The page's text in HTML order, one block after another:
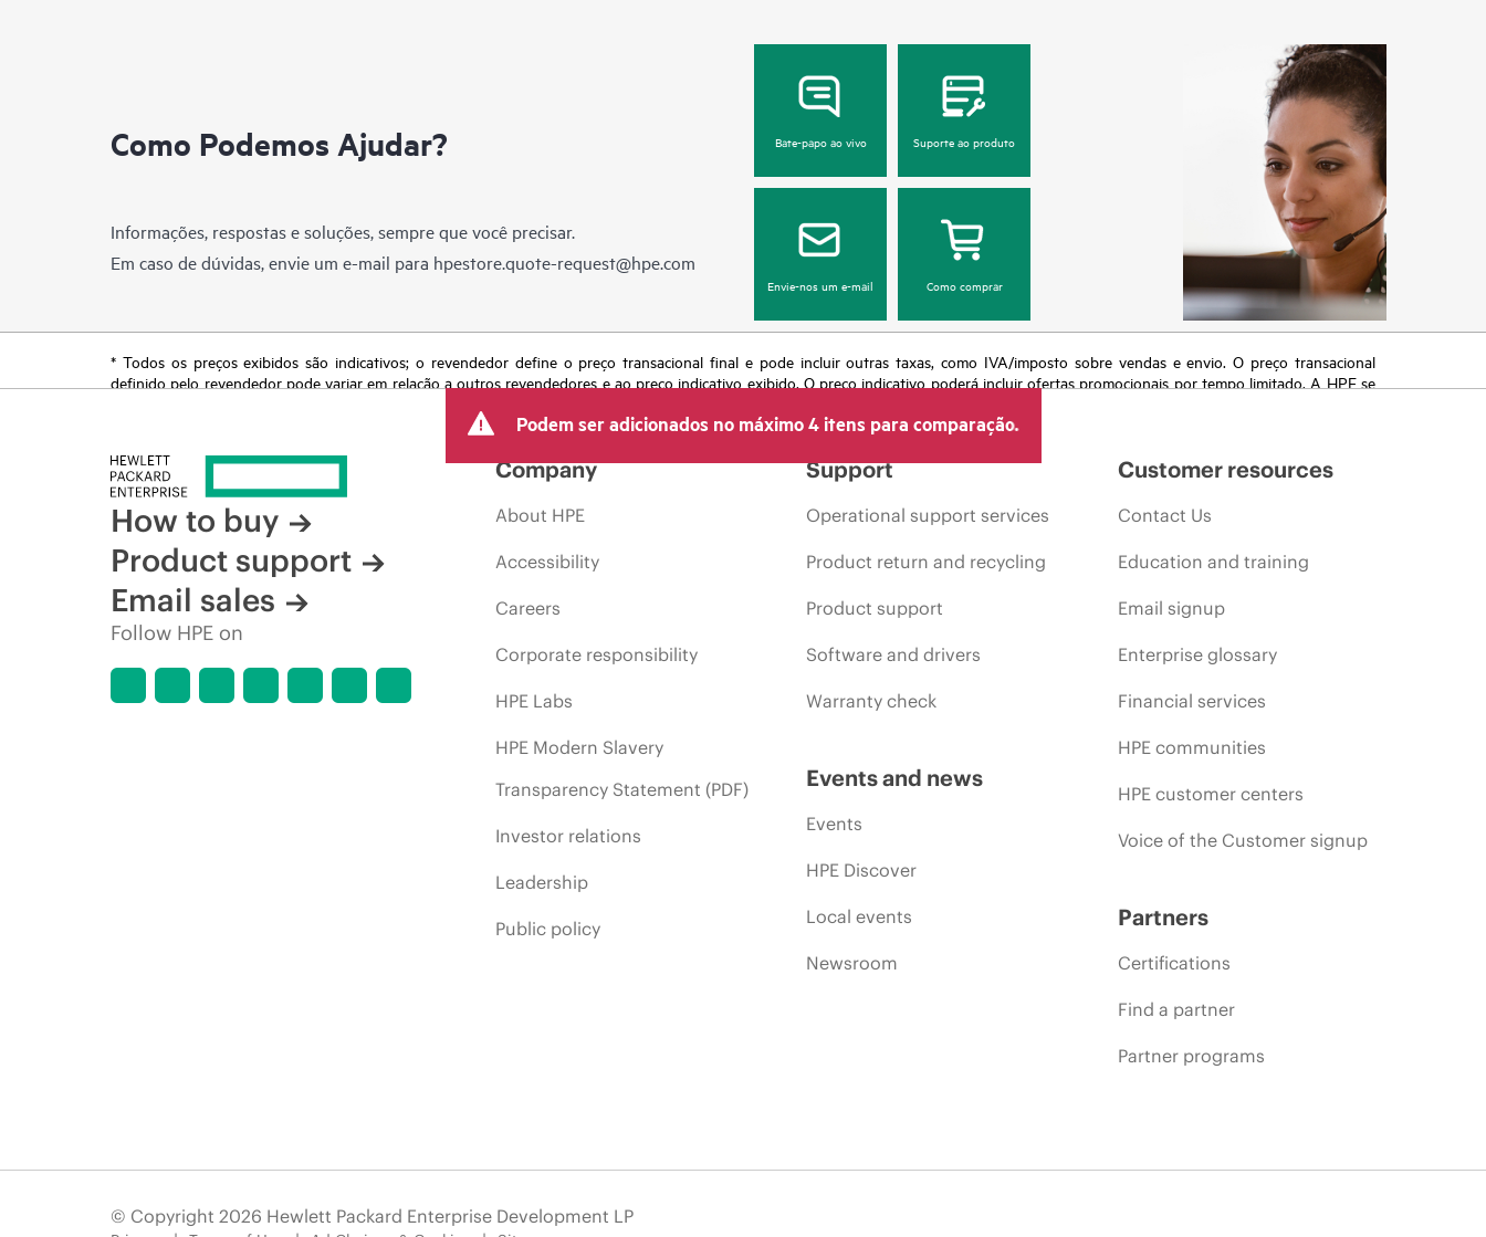
Como Podemos Ajudar?
Informações, respostas e soluções, sempre que você precisar.
Em caso de dúvidas, envie um e-mail para hpestore.quote-request@hpe.com
Bate-papo ao vivo Suporte ao produto
Envie-nos um e-mail Como comprar
* Todos os preços exibidos são indicativos; o revendedor define o preço transacional final e pode incluir outras taxas, como IVA/imposto sobre vendas e envio. O preço transacional
definido pelo revendedor pode variar em relação a outros revendedores e ao preço indicativo exibido. O preço indicativo poderá incluir ofertas promocionais por tempo limitado. A HPE se
de produtos restrita, promoção no fim da vida útil e erros em anúncios.Podem ser adicionados no máximo 4 itens para comparação.
How to buy
Product support
Email sales
Follow HPE on
Company
About HPE
Accessibility
Careers
Corporate responsibility
HPE Labs
HPE Modern Slavery
Transparency Statement (PDF)
Investor relations
Leadership
Public policy
Support
Operational support services
Product return and recycling
Product support
Software and drivers
Warranty check
Events and news
Events
HPE Discover
Local events
Newsroom
Customer resources
Contact Us
Education and training
Email signup
Enterprise glossary
Financial services
HPE communities
HPE customer centers
Voice of the Customer signup
Partners
Certifications
Find a partner
Partner programs
© Copyright 2026 Hewlett Packard Enterprise Development LP